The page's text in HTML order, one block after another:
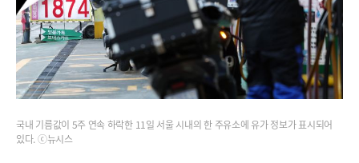
국내 기름값이 5주 연속 하락한 11일 서울 시내의 한 주유소에 유가 정보가 표시되어
있다. ⓒ뉴시스